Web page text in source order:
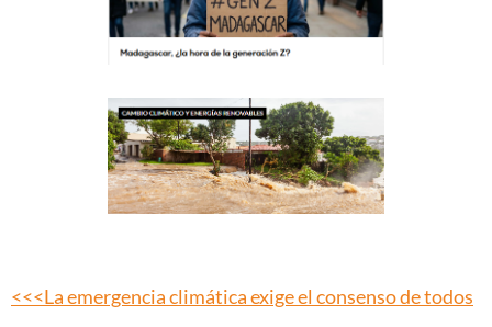
<<<La emergencia climática exige el consenso de todos